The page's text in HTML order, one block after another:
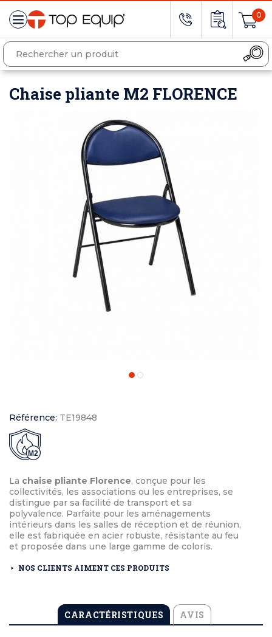
0
Chaise pliante M2 FLORENCE
Référence: TE19848
M2
La chaise pliante Florence, conçue pour les
collectivités, les associations ou les entreprises, se
distingue par sa facilité de transport et sa
polyvalence. Parfaite pour les aménagements
intérieurs dans les salles de réception et de réunion,
elle est fabriquée en acier robuste, résistante au feu
et proposée dans une large gamme de coloris.
NOS CLIENTS AIMENT CES PRODUITS
CARACTÉRISTIQUES AVIS